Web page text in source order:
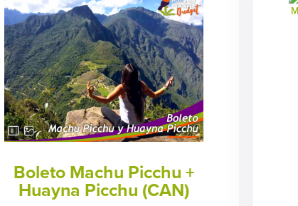
Boleto Machu Picchu +
Huayna Picchu (CAN)